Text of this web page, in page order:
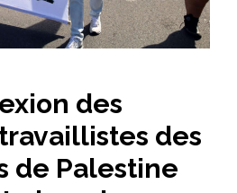
des
des
de Palestine